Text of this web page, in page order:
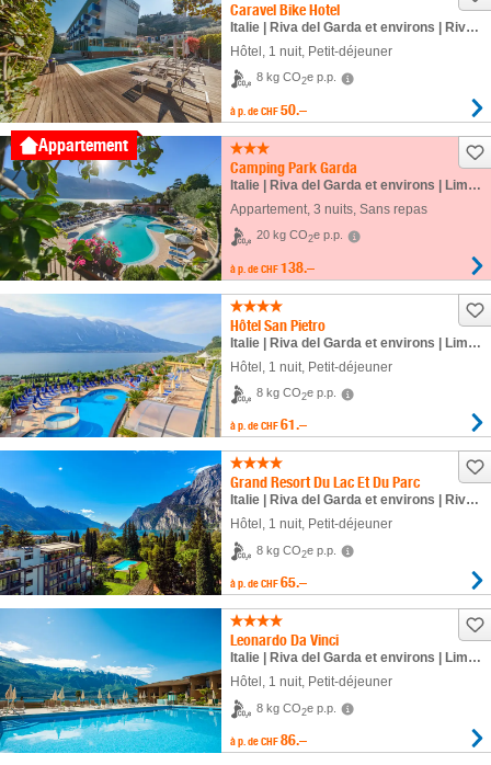
Caravel Bike Hotel
Italie | Riva del Garda et environs | Riva del Garda
Hôtel , 1 nuit, Petit-déjeuner
8 kg CO2e p.p.
à p. de CHF 50.–
Appartement
Camping Park Garda
Italie | Riva del Garda et environs | Limone
Appartement, 3 nuits, Sans repas
20 kg CO2e p.p.
à p. de CHF 138.–
Hôtel San Pietro
Italie | Riva del Garda et environs | Limone
Hôtel 1 nuit, Petit-déjeuner
8 kg CO2e p.p.
à p. de CHF 61.–
Grand Resort Du Lac Et Du Parc
Italie | Riva del Garda et environs | Riva del Garda
Hôtel , 1 nuit, Petit-déjeuner
8 kg CO2e p.p.
à p. de CHF 65.–
Leonardo Da Vinci
Italie | Riva del Garda et environs | Limone
Hôtel , 1 nuit, Petit-déjeuner
8 kg CO2e p.p.
à p. de CHF 86.–